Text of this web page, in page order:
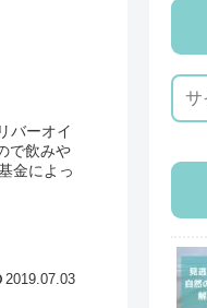
バーオイ
で飲みや
金によっ
2019.07.03